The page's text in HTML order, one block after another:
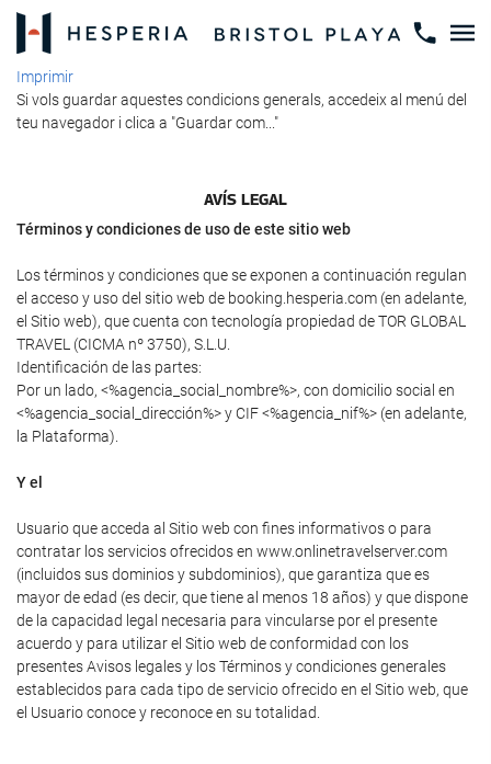
Imprimir
Si vols guardar aquestes condicions generals, accedeix al menú del
teu navegador i clica a "Guardar com..."
AVÍS LEGAL
Términos y condiciones de uso de este sitio web
Los términos y condiciones que se exponen a continuación regulan
el acceso y uso del sitio web de booking.hesperia.com (en adelante,
el Sitio web), que cuenta con tecnología propiedad de TOR GLOBAL
TRAVEL (CICMA nº 3750), S.L.U.
Identificación de las partes:
Por un lado, <%agencia_social_nombre%>, con domicilio social en
<%agencia_social_dirección%> y CIF <%agencia_nif%> (en adelante,
la Plataforma).
Y el
Usuario que acceda al Sitio web con fines informativos o para
contratar los servicios ofrecidos en www.onlinetravelserver.com
(incluidos sus dominios y subdominios), que garantiza que es
mayor de edad (es decir, que tiene al menos 18 años) y que dispone
de la capacidad legal necesaria para vincularse por el presente
acuerdo y para utilizar el Sitio web de conformidad con los
presentes Avisos legales y los Términos y condiciones generales
establecidos para cada tipo de servicio ofrecido en el Sitio web, que
el Usuario conoce y reconoce en su totalidad.